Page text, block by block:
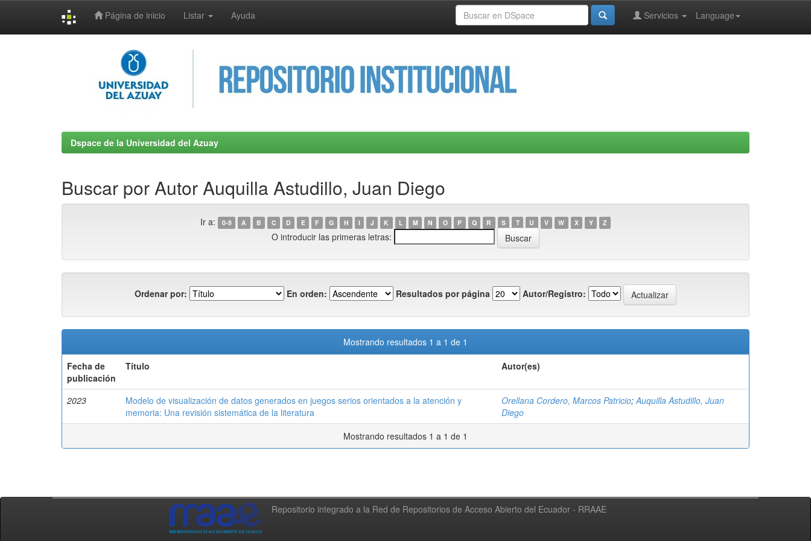
Página de inicio Listar Ayuda Language
Servicios
Dspace de la Universidad del Azuay
Buscar por Autor Auquilla Astudillo, Juan Diego
Ir a: 0-9 A B C D E F G H I J K L M N O P Q R S T U V W X Y Z
O introducir las primeras letras:
Ordenar por: En orden: Resultados por página Autor/Registro:
Mostrando resultados 1 a 1 de 1
Fecha de
publicación
Título Autor(es)
2023
Modelo de visualización de datos generados en juegos serios orientados a la atención y
memoria: Una revisión sistemática de la literatura
Orellana Cordero, Marcos Patricio;Auquilla Astudillo, Juan
Diego
Mostrando resultados 1 a 1 de 1
Repositorio integrado a la Red de Repositorios de Acceso Abierto del Ecuador - RRAAE